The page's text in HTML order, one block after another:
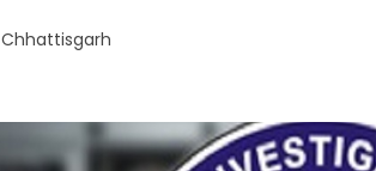
Chhattisgarh